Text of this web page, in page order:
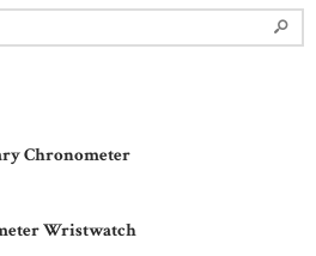
Chronometer
Wristwatch